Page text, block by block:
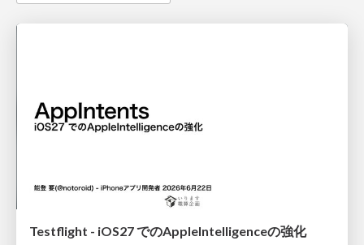
Testflight - iOS27 でのAppleIntelligenceの強化